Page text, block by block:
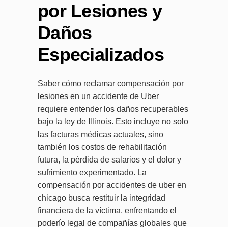
por Lesiones y
Daños
Especializados
Saber cómo reclamar compensación por
lesiones en un accidente de Uber
requiere entender los daños recuperables
bajo la ley de Illinois. Esto incluye no solo
las facturas médicas actuales, sino
también los costos de rehabilitación
futura, la pérdida de salarios y el dolor y
sufrimiento experimentado. La
compensación por accidentes de uber en
chicago busca restituir la integridad
financiera de la víctima, enfrentando el
poderío legal de compañías globales que